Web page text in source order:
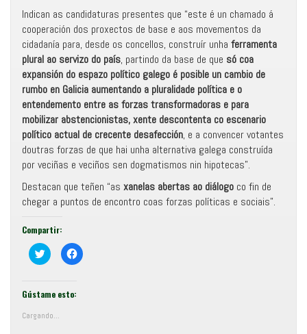
Indican as candidaturas presentes que “este é un chamado á
cooperación dos proxectos de base e aos movementos da
cidadanía para, desde os concellos, construír unha ferramenta
plural ao servizo do país, partindo da base de que só coa
expansión do espazo político galego é posible un cambio de
rumbo en Galicia aumentando a pluralidade política e o
entendemento entre as forzas transformadoras e para
mobilizar abstencionistas, xente descontenta co escenario
político actual de crecente desafección, e a convencer votantes
doutras forzas de que hai unha alternativa galega construída
por veciñas e veciños sen dogmatismos nin hipotecas”.
Destacan que teñen “as xanelas abertas ao diálogo co fin de
chegar a puntos de encontro coas forzas políticas e sociais”.
Compartir:
C
o
r
t
r
F
e
Gústame esto:
Cargando...